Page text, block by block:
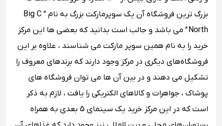
بزرگ ترین فروشگاه آن یک سوپرمارکت بزرگ به نام ” Big C
North ” می باشد و جالب است بدانید که بعضی ها این مرکز
خرید را به نام همین سوپر مارکت می شناسند ، علاوه بر این
فروشگاه‌های دیگری در مرکز وجود دارند که برندهای معروف را
تشکیل می دهند و در بین آن ها می توان فروشگاه های
پوشاک ، جواهرات و کالاهای الکتریکی را یافت ، لازم به ذکر
است که در این مرکز خرید یک سینمای 5 بعدی به همراه‌